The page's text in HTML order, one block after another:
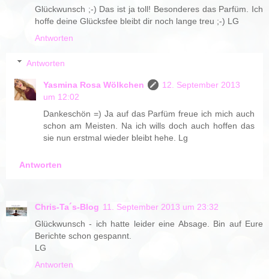
Glückwunsch ;-) Das ist ja toll! Besonderes das Parfüm. Ich
hoffe deine Glücksfee bleibt dir noch lange treu ;-) LG
Antworten
Antworten
Yasmina Rosa Wölkchen
12. September 2013
um 12:02
Dankeschön =) Ja auf das Parfüm freue ich mich auch
schon am Meisten. Na ich wills doch auch hoffen das
sie nun erstmal wieder bleibt hehe. Lg
Antworten
Chris-Ta´s-Blog 11. September 2013 um 23:32
Glückwunsch - ich hatte leider eine Absage. Bin auf Eure
Berichte schon gespannt.
LG
Antworten